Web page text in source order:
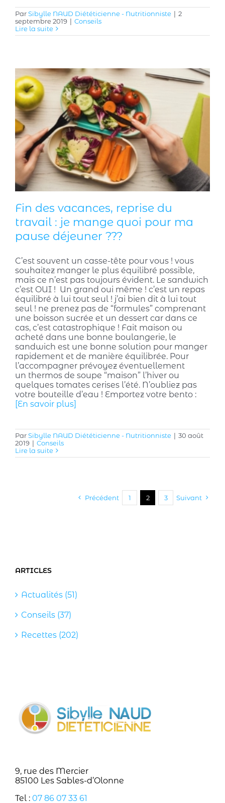
ParSibylle NAUD Diététicienne - Nutritionniste | 2
septembre 2019 | Conseils
Lire la suite
Fin des vacances, reprise du
travail : je mange quoi pour ma
pause déjeuner ???
C’est souvent un casse-tête pour vous ! vous
souhaitez manger le plus équilibré possible,
mais ce n’est pas toujours évident. Le sandwich
c’est OUI ! Un grand oui même ! c’est un repas
équilibré à lui tout seul ! j’ai bien dit à lui tout
seul ! ne prenez pas de “formules” comprenant
une boisson sucrée et un dessert car dans ce
cas, c’est catastrophique ! Fait maison ou
acheté dans une bonne boulangerie, le
sandwich est une bonne solution pour manger
rapidement et de manière équilibrée. Pour
l’accompagner prévoyez éventuellement
un thermos de soupe “maison” l’hiver ou
quelques tomates cerises l’été. N’oubliez pas
votre bouteille d’eau ! Emportez votre bento :
[En savoir plus]
ParSibylle NAUD Diététicienne - Nutritionniste | 30 août
2019 | Conseils
Lire la suite
Précédent 1 2 3 Suivant
ARTICLES
Actualités (51)
Conseils (37)
Recettes (202)
9, rue des Mercier
85100 Les Sables-d’Olonne
Tel : 07 86 07 33 61